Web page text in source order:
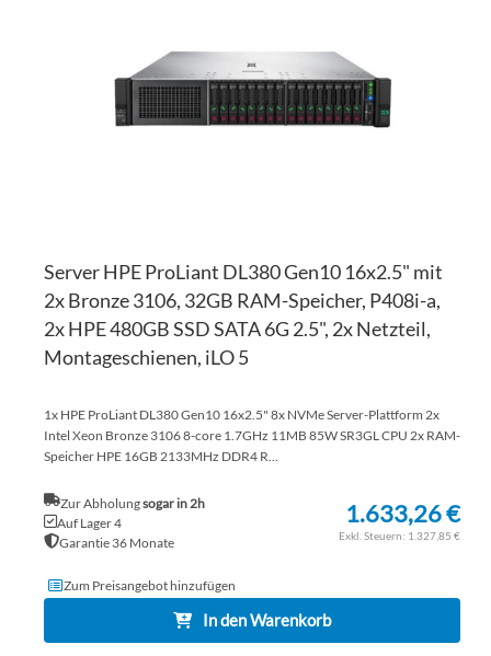
Server HPE ProLiant DL380 Gen10 16x2.5" mit
2x Bronze 3106, 32GB RAM-Speicher, P408i-a,
2x HPE 480GB SSD SATA 6G 2.5", 2x Netzteil,
Montageschienen, iLO 5
1x HPE ProLiant DL380 Gen10 16x2.5" 8x NVMe Server-Plattform 2x
Intel Xeon Bronze 3106 8-core 1.7GHz 11MB 85W SR3GL CPU 2x RAM-
Speicher HPE 16GB 2133MHz DDR4 R...
Zur Abholungsogar in 2h
Auf Lager 4
Garantie 36 Monate
1.633,26 €
1.327,85 €
Zum Preisangebot hinzufügen
In den Warenkorb